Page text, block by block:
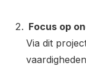
Focus op
Via dit